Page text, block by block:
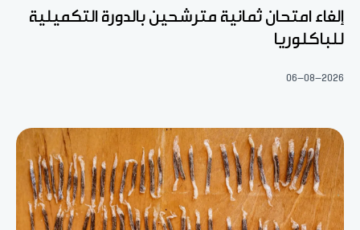
إلغاء امتحان ثمانية مترشحين بالدورة التكميلية
للباكلوريا
06-08-2026